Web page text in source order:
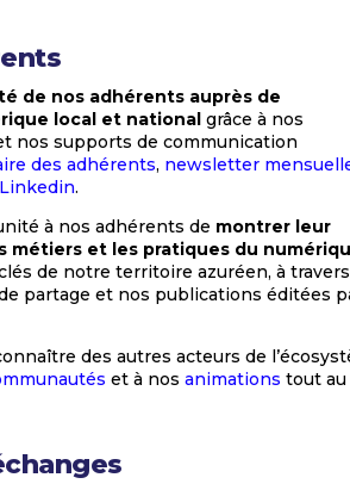
de nos adhérents auprès de
local et national grâce à nos
nos supports de communication
des adhérents, newsletter
.
à nos adhérents de montrer leur
métiers et les pratiques du
de notre territoire azuréen, à
partage et nos publications éditées
des autres acteurs de
et à nosanimations tout au